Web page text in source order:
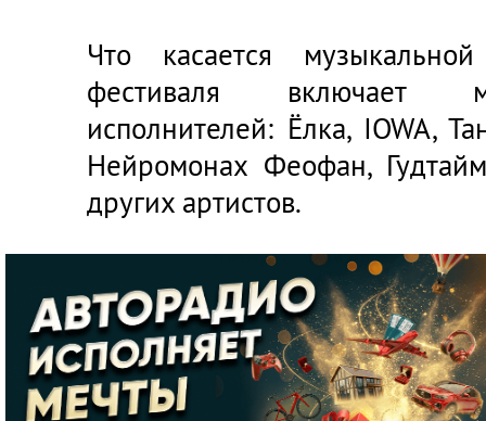
Что касается
фестиваля включает
исполнителей: Ёлка, IOWA,
Нейромонах Феофан,
других артистов.